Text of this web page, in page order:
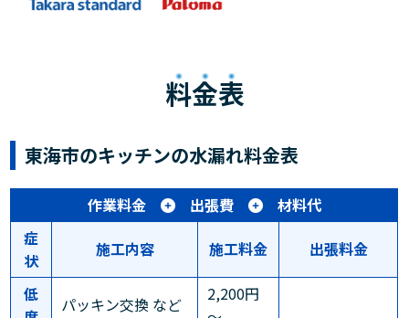
料金表
東海市のキッチンの水漏れ料金表
作業料金 出張費
材料代
症
状
施工内容 施工料金 出張料金
低
パッキン交換 など
2,200円